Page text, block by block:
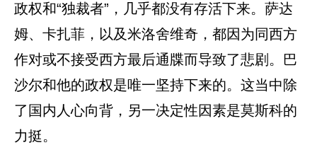
政权和“独裁者”，几乎都没有存活下来。萨达
姆、卡扎菲，以及米洛舍维奇，都因为同西方
作对或不接受西方最后通牒而导致了悲剧。巴
沙尔和他的政权是唯一坚持下来的。这当中除
了国内人心向背，另一决定性因素是莫斯科的
力挺。